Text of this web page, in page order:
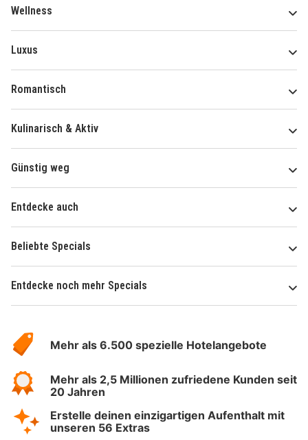
Wellness
Luxus
Romantisch
Kulinarisch & Aktiv
Günstig weg
Entdecke auch
Beliebte Specials
Entdecke noch mehr Specials
Hotelspecials
Mehr als 6.500 spezielle Hotelangebote
Mehr als 2,5 Millionen zufriedene Kunden seit
20 Jahren
Erstelle deinen einzigartigen Aufenthalt mit
unseren 56 Extras